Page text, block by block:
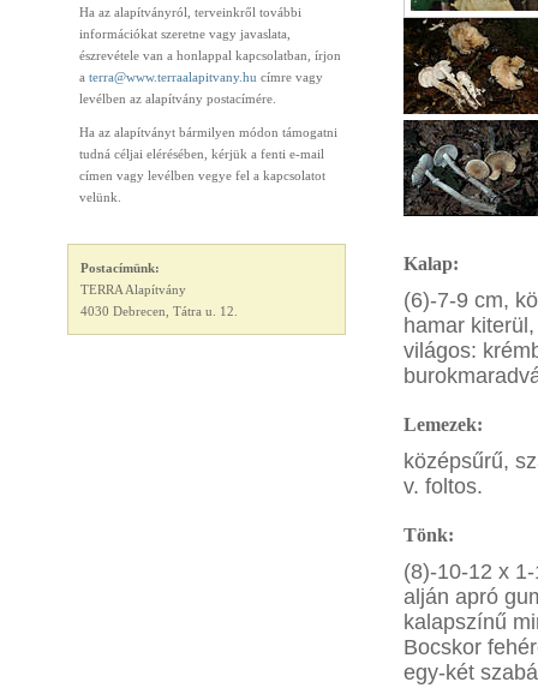
Ha az alapítványról, terveinkről további
információkat szeretne vagy javaslata,
észrevétele van a honlappal kapcsolatban, írjon
a terra@www.terraalapitvany.hu címre vagy
levélben az alapítvány postacímére.
Ha az alapítványt bármilyen módon támogatni
tudná céljai elérésében, kérjük a fenti e-mail
címen vagy levélben vegye fel a kapcsolatot
velünk.
Postacímünk:
TERRA Alapítvány
4030 Debrecen, Tátra u. 12.
Kalap:
(6)-7-9 cm,
hamar
világos:
Lemezek:
középsűrű,
v. foltos.
Tönk:
(8)-10-12 x
alján apró
kalapszínű
Bocskor
egy-két